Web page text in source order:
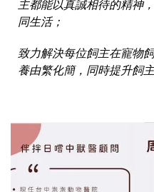
主都能以真誠相待的精神
同生活；
致力解決每位飼主在寵物
養由繁化簡，同時提升飼